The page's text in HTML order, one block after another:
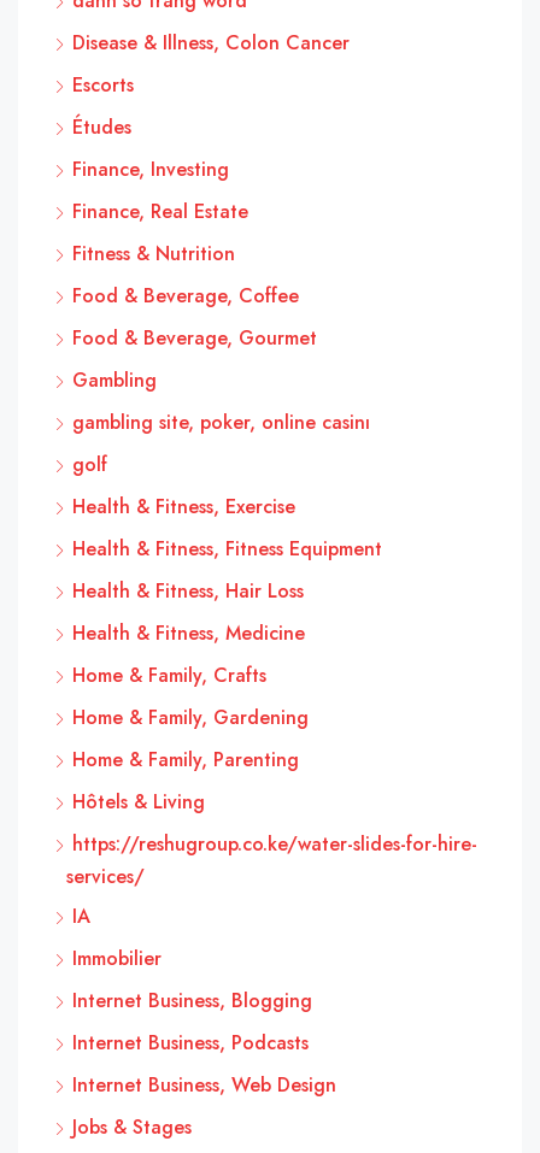
Disease & Illness, Colon Cancer
Escorts
Études
Finance, Investing
Finance, Real Estate
Fitness & Nutrition
Food & Beverage, Coffee
Food & Beverage, Gourmet
Gambling
gambling site, poker, online casinı
golf
Health & Fitness, Exercise
Health & Fitness, Fitness Equipment
Health & Fitness, Hair Loss
Health & Fitness, Medicine
Home & Family, Crafts
Home & Family, Gardening
Home & Family, Parenting
Hôtels & Living
https://reshugroup.co.ke/water-slides-for-hire-
services/
IA
Immobilier
Internet Business, Blogging
Internet Business, Podcasts
Internet Business, Web Design
Jobs & Stages